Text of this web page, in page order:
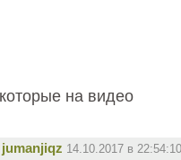
на видео
jumanjiqz 14.10.2017 в